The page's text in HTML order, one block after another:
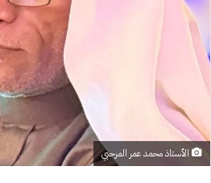
الأستاذ محمد عمر المرحبي